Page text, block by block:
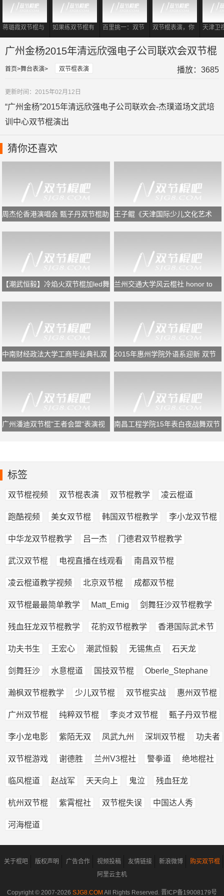
蒋璐霞双节棍与
一龙同台相遇
如果练双节棍有
段位
百里挑一：双节
棍教练登场，震
撼到各位女嘉
宾！
双节棍表演，你
要记住这样的一
套规律，又专业
又好看
天津卫
战书谢
棍打羽
广州金杨2015年清远欣强电子公司联欢会双节棍
表演
首页 舞台表演 双节棍表演 播放：3685
更新时间：2015年02月12日
“广州金杨”2015年清远欣强电子公司联欢会-杰璞道场文武培
训中心双节棍演出
猜你还喜欢
周杰伦香港演唱会 甄子丹双节棍助
王子鲲《天津国际少儿文化艺术
【潮武恒毅】冷焰火双节棍加led舞
兰州交通大学风云棍社 honor to
中南财经政法大学工商毕业典礼双
2015年惠州学院外语系迎新 双节
广州潘迪双节棍"王者会盟"表演视
南昌工程学院15年表白夜战舞双节
标签
双节棍视频 双节棍表演 双节棍教学 凌云棍道
跑酷视频 美女双节棍 韩国双节棍教学 李小龙双节棍
中华龙双节棍教学 吕一杰 门德君双节棍教学
武汉双节棍 电视直播在线观看 南昌双节棍
凌云棍道教学视频 北京双节棍 成都双节棍
双节棍最最简单教学 Matt_Emig 剑舞狂沙双节棍教学
残血狂龙双节棍教学 花豹双节棍教学 香港国际武术节
功夫书生 王宏心 潮武恒毅 无锡焦点 石天龙
剑舞狂沙 水意棍道 国技双节棍 Oberle_Stephane
瀚枫双节棍教学 少儿双节棍 双节棍实战 惠州双节棍
广州双节棍 纯粹双节棍 李炎才双节棍 甄子丹双节棍
李小龙电影 紫陌无双 凤武九州 深圳双节棍 功夫者
双节棍游戏 谢德胜 兰州V3棍社 警拳道 绝地棍社
临风棍道 赵战军 天天向上 鬼泣 残血狂龙
杭州双节棍 紫霄棍社 双节棍失误 中国达人秀
河海棍道
关于棍吧 版权声明 广告合作 视频投稿 友情链接 新浪微博
购买双节棍
阿里云主机
Copyright © 2007-2026 SJG8.COM All Rights Reserved. 晋ICP备19008179号